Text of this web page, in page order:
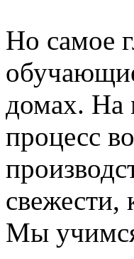
Но самое
домах. На
процесс
свежести,
Мы